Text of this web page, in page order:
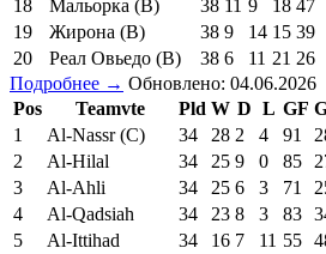
18
Мальорка (В) 38 11 9 18 47
19
Жирона (В) 38 9 14 15 39
20
Реал Овьедо (В) 38 6 11 21 26
Подробнее → Обновлено: 04.06.2026
Pos
Teamvte Pld W D L GF
1
Al-Nassr (C) 34 28 2 4 91
2
Al-Hilal 34 25 9 0 85
3
Al-Ahli 34 25 6 3 71
4
Al-Qadsiah 34 23 8 3 83
5
Al-Ittihad 34 16 7 11 55